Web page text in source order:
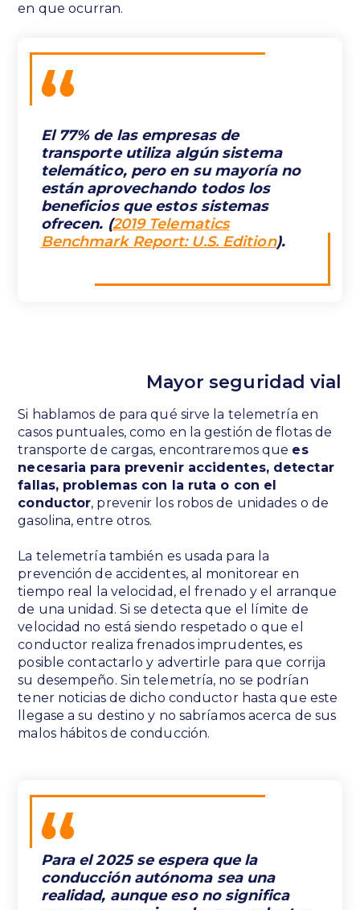
en que ocurran.
El 77% de las empresas de
transporte utiliza algún sistema
telemático, pero en su mayoría no
están aprovechando todos los
beneficios que estos sistemas
ofrecen. (2019 Telematics
Benchmark Report: U.S. Edition).
Mayor seguridad vial
Si hablamos de para qué sirve la telemetría en
casos puntuales, como en la gestión de flotas de
transporte de cargas, encontraremos que es
necesaria para prevenir accidentes, detectar
fallas, problemas con la ruta o con el
conductor, prevenir los robos de unidades o de
gasolina, entre otros.
La telemetría también es usada para la
prevención de accidentes, al monitorear en
tiempo real la velocidad, el frenado y el arranque
de una unidad. Si se detecta que el límite de
velocidad no está siendo respetado o que el
conductor realiza frenados imprudentes, es
posible contactarlo y advertirle para que corrija
su desempeño. Sin telemetría, no se podrían
tener noticias de dicho conductor hasta que este
llegase a su destino y no sabríamos acerca de sus
malos hábitos de conducción.
Para el 2025 se espera que la
conducción autónoma sea una
realidad, aunque eso no significa